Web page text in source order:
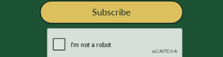
Subscribe